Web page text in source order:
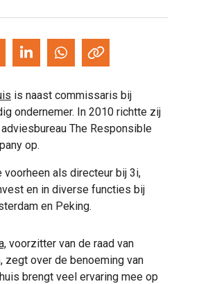
is naast commissaris bij
ondernemer. In 2010 richtte zij
The Responsible
op.
voorheen als directeur bij 3i,
en in diverse functies bij
en Peking.
voorzitter van de raad van
zegt over de benoeming van
brengt veel ervaring mee op